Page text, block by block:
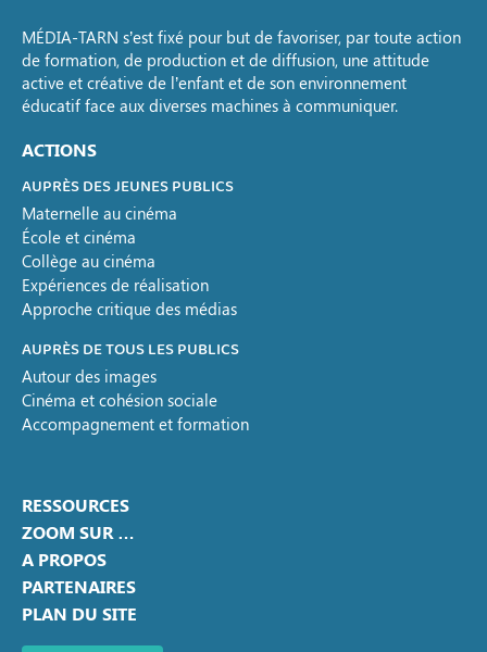
MÉDIA-TARN s’est fixé pour but de favoriser, par toute action
de formation, de production et de diffusion, une attitude
active et créative de l’enfant et de son environnement
éducatif face aux diverses machines à communiquer.
ACTIONS
AUPRÈS DES JEUNES PUBLICS
Maternelle au cinéma
École et cinéma
Collège au cinéma
Expériences de réalisation
Approche critique des médias
AUPRÈS DE TOUS LES PUBLICS
Autour des images
Cinéma et cohésion sociale
Accompagnement et formation
RESSOURCES
ZOOM SUR …
A PROPOS
PARTENAIRES
PLAN DU SITE